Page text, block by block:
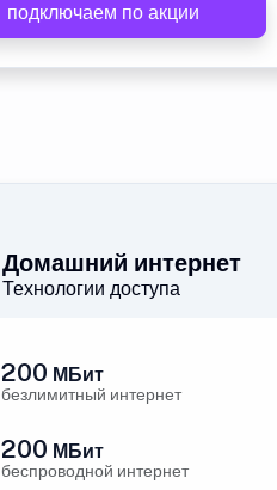
подключаем по акции
Домашний интернет
Технологии доступа
200 МБит
безлимитный интернет
200 МБит
беспроводной интернет